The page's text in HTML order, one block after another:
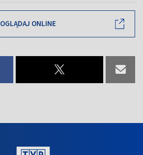
OGLĄDAJ ONLINE